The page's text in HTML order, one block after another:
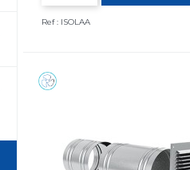
Ref : ISOLAA